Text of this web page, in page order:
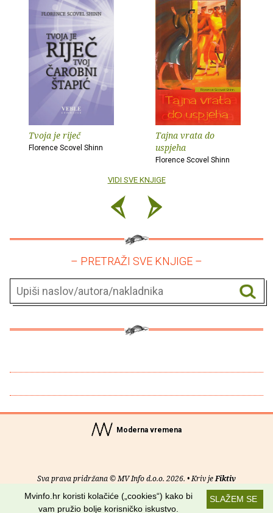
Tvoja je riječ
Florence Scovel Shinn
Tajna vrata do
uspjeha
Florence Scovel Shinn
VIDI SVE KNJIGE
– PRETRAŽI SVE KNJIGE –
Moderna vremena
Sva prava pridržana © MV Info d.o.o. 2026. • Kriv jeFiktiv
Uvjeti korištenja RSS kanaliSLAŽEM SE
Mvinfo.hr koristi kolačiće („cookies“) kako bi
vam pružio bolje korisničko iskustvo.